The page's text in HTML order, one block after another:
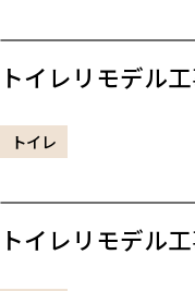
トイレリモデル
トイレ
トイレリモデル